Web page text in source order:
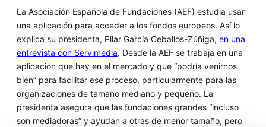
La Asociación Española de Fundaciones (AEF) estudia usar
una aplicación para acceder a los fondos europeos. Así lo
explica su presidenta, Pilar García Ceballos-Zúñiga, en una
entrevista con Servimedia. Desde la AEF se trabaja en una
aplicación que hay en el mercado y que “podría venirnos
bien” para facilitar ese proceso, particularmente para las
organizaciones de tamaño mediano y pequeño. La
presidenta asegura que las fundaciones grandes “incluso
son mediadoras” y ayudan a otras de menor tamaño, pero